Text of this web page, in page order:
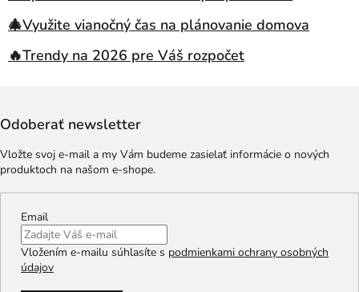
🎄Využite vianočný čas na plánovanie domova
🔥Trendy na 2026 pre Váš rozpočet
Odoberať newsletter
Vložte svoj e-mail a my Vám budeme zasielať informácie o nových
produktoch na našom e-shope.
Email
Vložením e-mailu súhlasíte s podmienkami ochrany osobných
údajov